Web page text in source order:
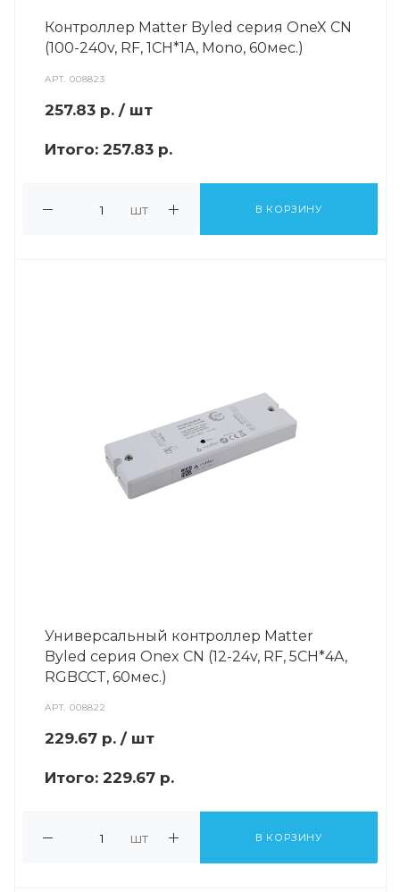
Контроллер Matter Byled серия OneX CN
(100-240v, RF, 1CH*1A, Mono, 60мес.)
АРТ.008823
257.83 р. / шт
Итого: 257.83 р.
шт В КОРЗИНУ
Универсальный контроллер Matter
Byled серия Onex CN (12-24v, RF, 5CH*4A,
RGBCCT, 60мес.)
АРТ.008822
229.67 р. / шт
Итого: 229.67 р.
шт В КОРЗИНУ